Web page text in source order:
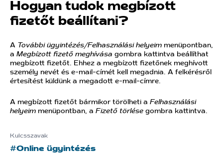
Hogyan tudok megbízott
fizetőt beállítani?
A További ügyintézés/Felhasználási helyeim menüpontban,
a Megbízott fizető meghívása gombra kattintva beállíthat
megbízott fizetőt. Ehhez a megbízott fizetőnek meghívott
személy nevét és e-mail-címét kell megadnia. A felkérésről
értesítést küldünk a megadott e-mail-címre.
A megbízott fizetőt bármikor törölheti a Felhasználási
helyeim menüpontban, a Fizető törlése gombra kattintva.
Kulcsszavak
#Online ügyintézés